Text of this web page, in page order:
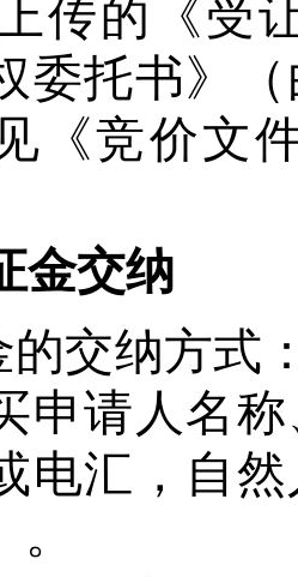
传的《受
委托书》
《竞价文
金交纳
的交纳方式
申请人名
电汇，自